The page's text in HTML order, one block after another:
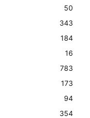
50
343
184
16
783
173
94
354